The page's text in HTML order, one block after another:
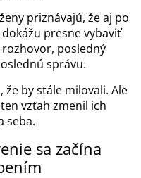
priznávajú, že aj po
presne vybaviť
posledný
správu.
že by stále milovali. Ale
vzťah zmenil ich
seba.
sa začína